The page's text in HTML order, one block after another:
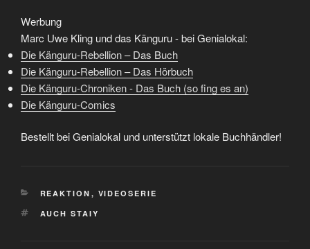
Werbung
Marc Uwe Kling und das Känguru - bei Genialokal:
Die Känguru-Rebellion – Das Buch
Die Känguru-Rebellion – Das Hörbuch
Die Känguru-Chroniken - Das Buch (so fing es an)
Die Känguru-Comics
Bestellt bei Genialokal und unterstützt lokale Buchhändler!
KATEGORIEN
REAKTION , VIDEOSERIE
SCHLAGWÖRTER
AUCH STAIY